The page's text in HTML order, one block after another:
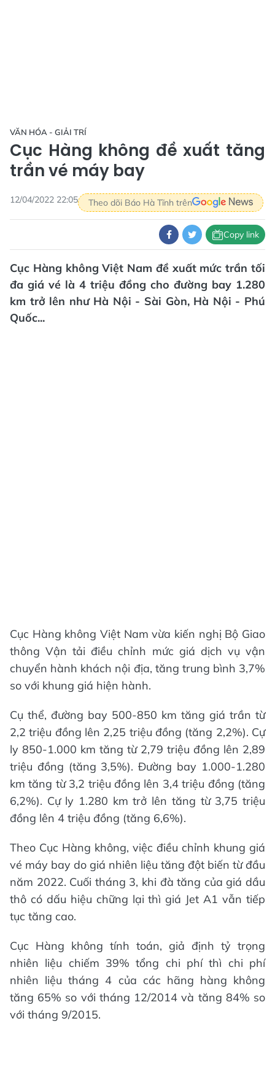
VĂN HÓA - GIẢI TRÍ
Cục Hàng không đề xuất tăng
trần vé máy bay
12/04/2022 22:05 Theo dõi Báo Hà Tĩnh trên
Copy link
Cục Hàng không Việt Nam đề xuất mức trần tối
đa giá vé là 4 triệu đồng cho đường bay 1.280
km trở lên như Hà Nội - Sài Gòn, Hà Nội - Phú
Quốc...
Cục Hàng không Việt Nam vừa kiến nghị Bộ Giao
thông Vận tải điều chỉnh mức giá dịch vụ vận
chuyển hành khách nội địa, tăng trung bình 3,7%
so với khung giá hiện hành.
Cụ thể, đường bay 500-850 km tăng giá trần từ
2,2 triệu đồng lên 2,25 triệu đồng (tăng 2,2%). Cự
ly 850-1.000 km tăng từ 2,79 triệu đồng lên 2,89
triệu đồng (tăng 3,5%). Đường bay 1.000-1.280
km tăng từ 3,2 triệu đồng lên 3,4 triệu đồng (tăng
6,2%). Cự ly 1.280 km trở lên tăng từ 3,75 triệu
đồng lên 4 triệu đồng (tăng 6,6%).
Theo Cục Hàng không, việc điều chỉnh khung giá
vé máy bay do giá nhiên liệu tăng đột biến từ đầu
năm 2022. Cuối tháng 3, khi đà tăng của giá dầu
thô có dấu hiệu chững lại thì giá Jet A1 vẫn tiếp
tục tăng cao.
Cục Hàng không tính toán, giả định tỷ trọng
nhiên liệu chiếm 39% tổng chi phí thì chi phí
nhiên liệu tháng 4 của các hãng hàng không
tăng 65% so với tháng 12/2014 và tăng 84% so
với tháng 9/2015.